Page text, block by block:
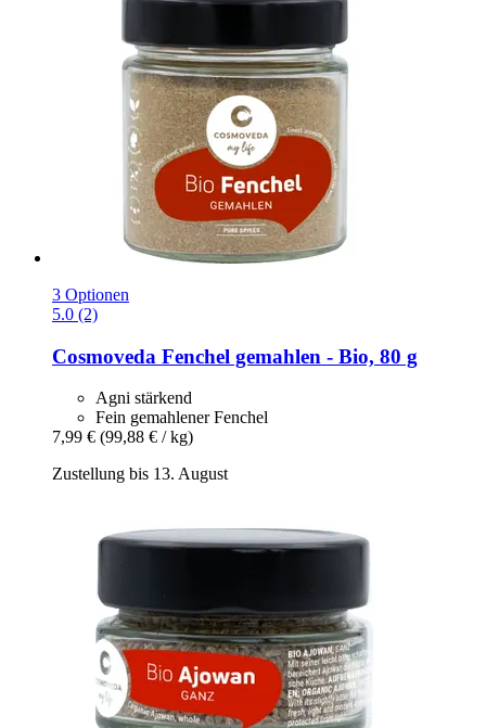
3 Optionen
5.0 (2)
Cosmoveda Fenchel gemahlen -​ Bio, 80 g
Agni stärkend
Fein gemahlener Fenchel
7,99 € (99,88 € / kg)
Zustellung bis 13. August